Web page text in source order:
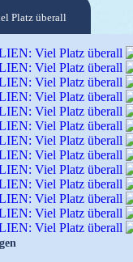
Platz überall